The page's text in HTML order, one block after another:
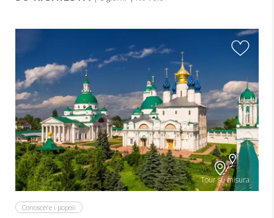
Tour su misura
Conoscere i popoli